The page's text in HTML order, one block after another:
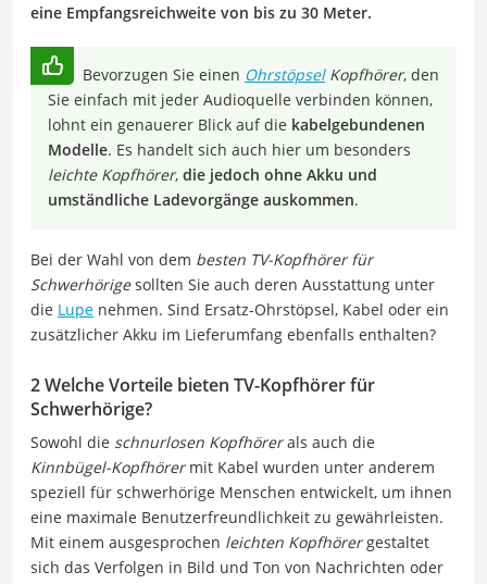
eine Empfangsreichweite von bis zu 30 Meter.
Bevorzugen Sie einen OhrstöpselKopfhörer, den
Sie einfach mit jeder Audioquelle verbinden können,
lohnt ein genauerer Blick auf die kabelgebundenen
Modelle. Es handelt sich auch hier um besonders
leichte Kopfhörer, die jedoch ohne Akku und
umständliche Ladevorgänge auskommen.
Bei der Wahl von dem besten TV-Kopfhörer für
Schwerhörigesollten Sie auch deren Ausstattung unter
die Lupe nehmen. Sind Ersatz-Ohrstöpsel, Kabel oder ein
zusätzlicher Akku im Lieferumfang ebenfalls enthalten?
2 Welche Vorteile bieten TV-Kopfhörer für
Schwerhörige?
Sowohl die schnurlosen Kopfhörerals auch die
Kinnbügel-Kopfhörermit Kabel wurden unter anderem
speziell für schwerhörige Menschen entwickelt, um ihnen
eine maximale Benutzerfreundlichkeit zu gewährleisten.
Mit einem ausgesprochen leichten Kopfhörergestaltet
sich das Verfolgen in Bild und Ton von Nachrichten oder